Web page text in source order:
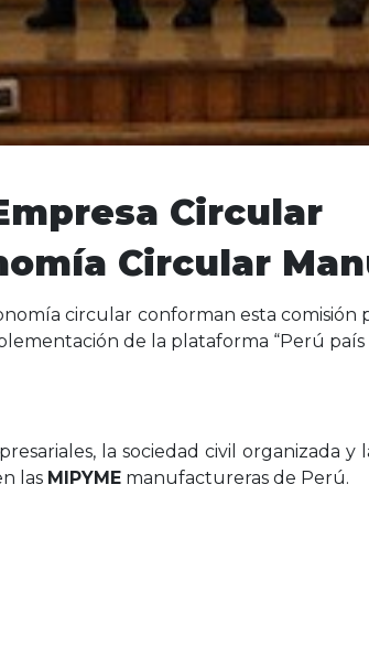
Circular
Circular
circular conforman esta comisión
de la plataforma “Perú país
la sociedad civil organizada
las MIPYME manufactureras de Perú.